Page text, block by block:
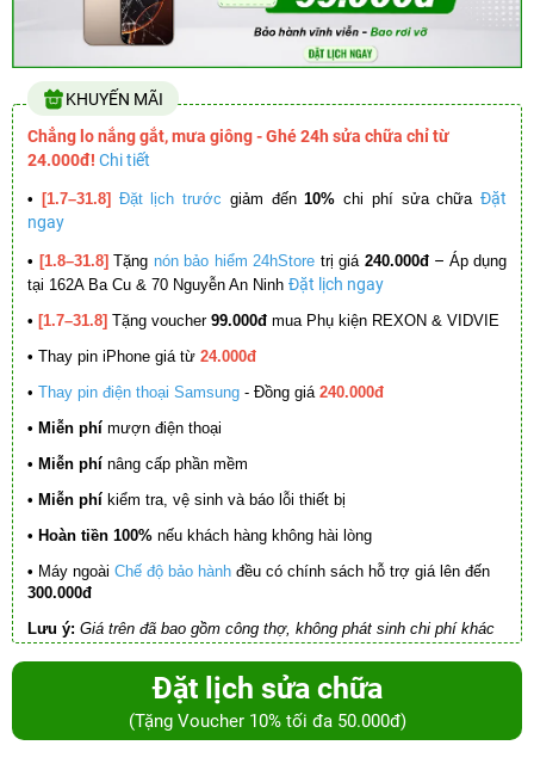
KHUYẾN MÃI
Chẳng lo nắng gắt, mưa giông - Ghé 24h sửa chữa chỉ từ
24.000đ! Chi tiết
• [1.7–31.8] Đặt lịch trước giảm đến10% chi phí sửa chữa Đặt
ngay
• [1.8–31.8] Tặng nón bảo hiểm 24hStore trị giá 240.000đ – Áp dụng
tại 162A Ba Cu & 70 Nguyễn An Ninh Đặt lịch ngay
• [1.7–31.8] Tặng voucher 99.000đ mua Phụ kiện REXON & VIDVIE
• Thay pin iPhone giá từ 24.000đ
• Thay pin điện thoại Samsung - Đồng giá 240.000đ
• Miễn phí mượn điện thoại
• Miễn phí nâng cấp phần mềm
• Miễn phí kiểm tra, vệ sinh và báo lỗi thiết bị
• Hoàn tiền 100% nếu khách hàng không hài lòng
• Máy ngoài Chế độ bảo hành đều có chính sách hỗ trợ giá lên đến
300.000đ
Lưu ý: Giá trên đã bao gồm công thợ, không phát sinh chi phí khác
Đặt lịch sửa chữa
(Tặng Voucher 10% tối đa 50.000đ)